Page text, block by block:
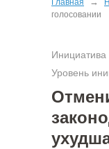
Главная
голосовании
Уровень